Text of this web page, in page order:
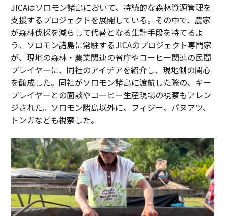
JICAはソロモン諸島において、持続的な森林資源管理を
支援するプロジェクトを展開している。その中で、農家
が森林伐採を減らして代替となる生計手段を持てるよ
う、ソロモン諸島に常駐するJICAのプロジェクト専門家
が、現地の森林・農業関連の省庁やコーヒー関連の民間
プレイヤーに、同社のアイデアを紹介し、現地側の関心
を醸成した。同社がソロモン諸島に渡航した際の、キー
プレイヤーとの面談やコーヒー生産現場の視察もアレン
ジされた。ソロモン諸島以外に、フィジー、バヌアツ、
トンガなども視察した。